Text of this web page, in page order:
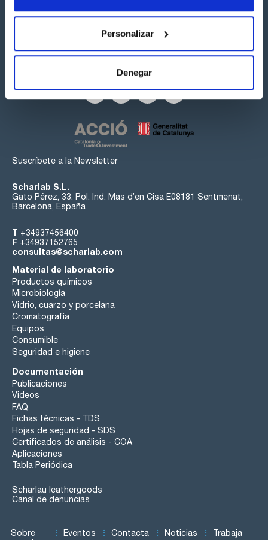
Personalizar
Denegar
Suscríbete a la Newsletter
Scharlab S.L.
Gato Pérez, 33. Pol. Ind. Mas d’en Cisa E08181 Sentmenat,
Barcelona, España
T +34937456400
F +34937152765
consultas@scharlab.com
Material de laboratorio
Productos químicos
Microbiología
Vidrio, cuarzo y porcelana
Cromatografía
Equipos
Consumible
Seguridad e higiene
Documentación
Publicaciones
Videos
FAQ
Fichas técnicas - TDS
Hojas de seguridad - SDS
Certificados de análisis - COA
Aplicaciones
Tabla Periódica
Scharlau leathergoods
Canal de denuncias
Sobre
Eventos Contacta Noticias
Trabaja